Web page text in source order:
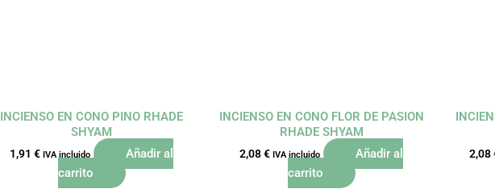
INCIENSO EN CONO PINO RHADE
SHYAM
1,91 € IVA incluido
Añadir al
carrito
INCIENSO EN CONO FLOR DE PASION
RHADE SHYAM
2,08€ IVA incluido
Añadir al
carrito
2,08